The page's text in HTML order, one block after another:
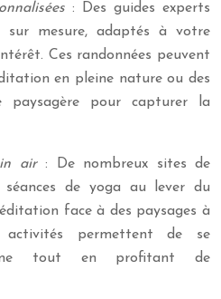
: Des guides experts
sur mesure, adaptés à votre
Ces randonnées peuvent
en pleine nature ou des
paysagère pour capturer la
air: De nombreux sites de
de yoga au lever du
face à des paysages à
permettent de se
tout en profitant de